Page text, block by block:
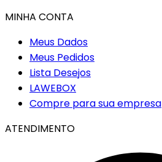
MINHA CONTA
Meus Dados
Meus Pedidos
Lista Desejos
LAWEBOX
Compre para sua empresa
ATENDIMENTO